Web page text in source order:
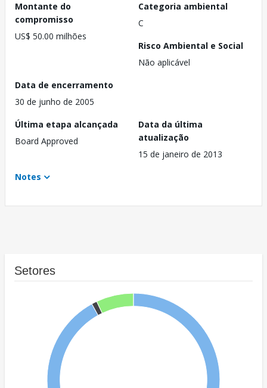
Montante do
compromisso
US$ 50.00 milhões
Categoria ambiental
C
Risco Ambiental e Social
Não aplicável
Data de encerramento
30 de junho de 2005
Última etapa alcançada
Board Approved
Data da última
atualização
15 de janeiro de 2013
Notes
Setores